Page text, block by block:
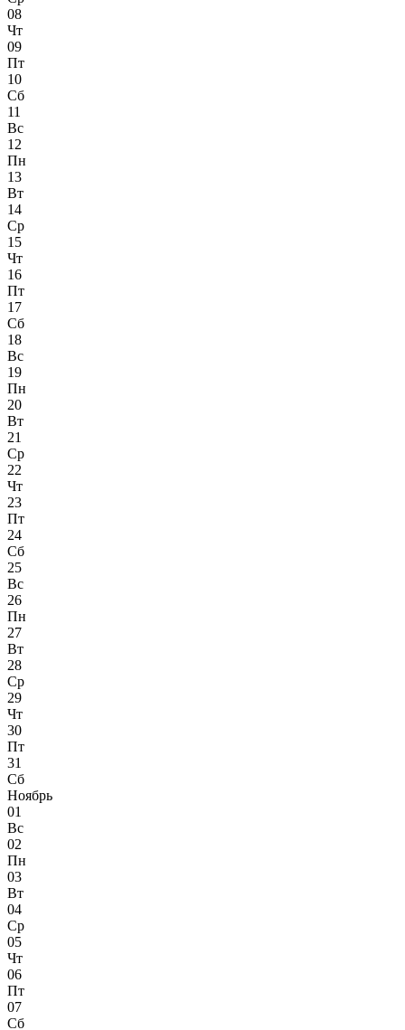
08
Чт
09
Пт
10
Сб
11
Вс
12
Пн
13
Вт
14
Ср
15
Чт
16
Пт
17
Сб
18
Вс
19
Пн
20
Вт
21
Ср
22
Чт
23
Пт
24
Сб
25
Вс
26
Пн
27
Вт
28
Ср
29
Чт
30
Пт
31
Сб
Ноябрь
01
Вс
02
Пн
03
Вт
04
Ср
05
Чт
06
Пт
07
Сб